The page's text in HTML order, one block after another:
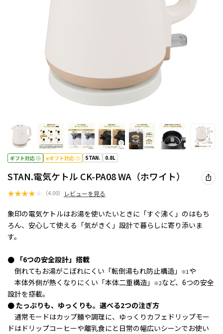
ギフト対応 eギフト対応 STAN. 0.8L
STAN.電気ケトル CK-PA08 WA（ホワイト）
★★★★ （4.00） レビューを見る
象印の電気ケトルはお湯を使いたいときに「すぐ沸く」のはもち
ろん、安心して使える「気がきく」設計で暮らしに寄り添いま
す。
● 「6つの安全設計」搭載
倒れてもお湯がこぼれにくい「転倒湯もれ防止構造」
※1や
本体外側が熱くなりにくい「本体二重構造」
※2など、6つの安全
設計を搭載。
● たっぷりも、ゆっくりも。選べる2つの注ぎ方
通常モードはカップ麺や調理に、ゆっくりカフェドリップモー
ドはドリップコーヒーや離乳食にと 日常の幅広いシーンでお使い